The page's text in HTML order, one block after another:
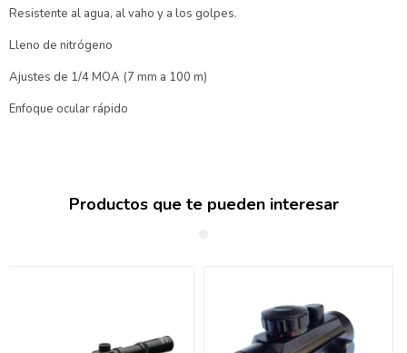
Resistente al agua, al vaho y a los golpes.
Lleno de nitrógeno
Ajustes de 1/4 MOA (7 mm a 100 m)
Enfoque ocular rápido
Productos que te pueden interesar